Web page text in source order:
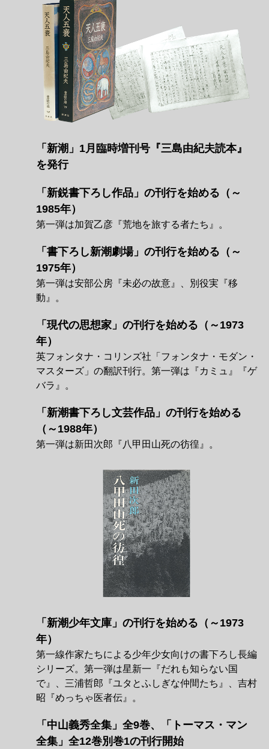
「新潮」1月臨時増刊号『三島由紀夫読本』
を発行
「新鋭書下ろし作品」の刊行を始める（～
1985年）
第一弾は加賀乙彦『荒地を旅する者たち』。
「書下ろし新潮劇場」の刊行を始める（～
1975年）
第一弾は安部公房『未必の故意』、別役実『移
動』。
「現代の思想家」の刊行を始める（～1973
年）
英フォンタナ・コリンズ社「フォンタナ・モダン・
マスターズ」の翻訳刊行。第一弾は『カミュ』『ゲ
バラ』。
「新潮書下ろし文芸作品」の刊行を始める
（～1988年）
第一弾は新田次郎『八甲田山死の彷徨』。
「新潮少年文庫」の刊行を始める（～1973
年）
第一線作家たちによる少年少女向けの書下ろし長編
シリーズ。第一弾は星新一『だれも知らない国
で』、三浦哲郎『ユタとふしぎな仲間たち』、吉村
昭『めっちゃ医者伝』。
「中山義秀全集」全9巻、「トーマス・マン
全集」全12巻別巻1の刊行開始